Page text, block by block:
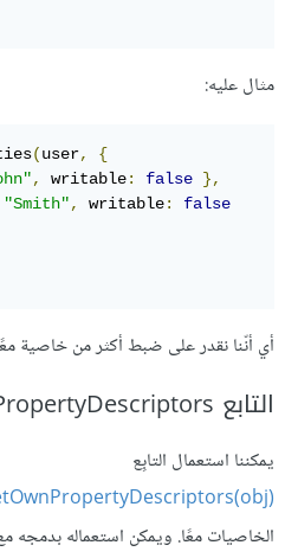
مثال عليه:
(user,
{
, writable: false },
"Smith", writable:
false
أي أنّنا نقدر على ضبط أكثر من خاصية
التابع Object.getOwnPropertyDescriptors
يمكننا استعمال التابِع
الخاصيات معًا. ويمكن استعماله بدمجه